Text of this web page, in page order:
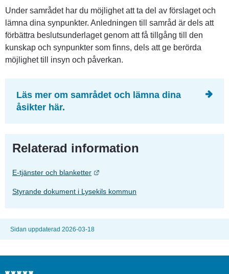
Under samrådet har du möjlighet att ta del av förslaget och
lämna dina synpunkter. Anledningen till samråd är dels att
förbättra beslutsunderlaget genom att få tillgång till den
kunskap och synpunkter som finns, dels att ge berörda
möjlighet till insyn och påverkan.
Läs mer om samrådet och lämna dina
åsikter här.
Relaterad information
E-tjänster och blanketter Länk till annan webbplats.
Styrande dokument i Lysekils kommun
Sidan uppdaterad 2026-03-18